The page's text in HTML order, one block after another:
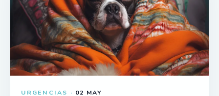
URGENCIAS · 02 MAY